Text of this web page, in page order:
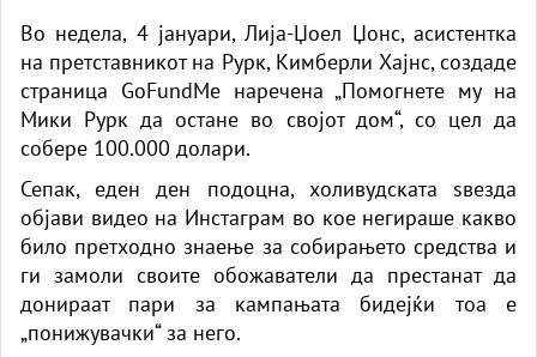
Во недела, 4 јануари, Лија-Џоел Џонс, асистентка
на претставникот на Рурк, Кимберли Хајнс, создаде
страница GoFundMe наречена „Помогнете му на
Мики Рурк да остане во својот дом“, со цел да
собере 100.000 долари.
Сепак, еден ден подоцна, холивудската ѕвезда
објави видео на Инстаграм во кое негираше какво
било претходно знаење за собирањето средства и
ги замоли своите обожаватели да престанат да
донираат пари за кампањата бидејќи тоа е
„понижувачки“ за него.